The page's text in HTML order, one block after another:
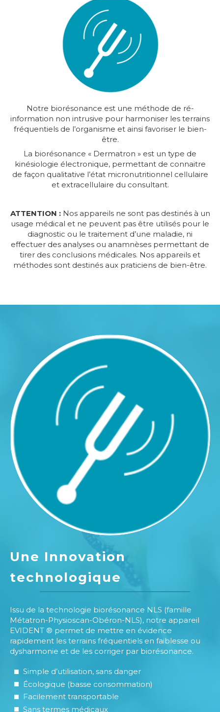
Notre biorésonance est une méthode de ré-
information non intrusive pour harmoniser les terrains
fréquentiels de l’organisme et ainsi favoriser le bien-
être.
La biorésonance « Dermatron » est un type de
kinésiologie électronique, permettant de connaitre
de façon qualitative l’état micronutritionnel cellulaire
et extracellulaire du consultant.
ATTENTION : Nos appareils ne sont pas destinés à un
usage médical et ne peuvent pas être utilisés pour le
diagnostic ou le traitement d’une maladie, ni
effectuer des analyses ou anamnèses permettant de
tirer des conclusions médicales. Nos appareils et
méthodes sont destinés aux praticiens de bien-être.
Une Innovation
technologique
Issu de la technologie biorésonance NLS (famille
Métatron-Physioscan-Obéron-NLS), notre appareil
EVIDENT ® permet de mettre en évidence
rapidement les terrains fréquentiels en faiblesse ou
dysharmonie et de les corriger par biorésonance.
Simple d’utilisation, sans danger
Écologique (basse consommation)
Facilement transportable
Sans termes médicaux